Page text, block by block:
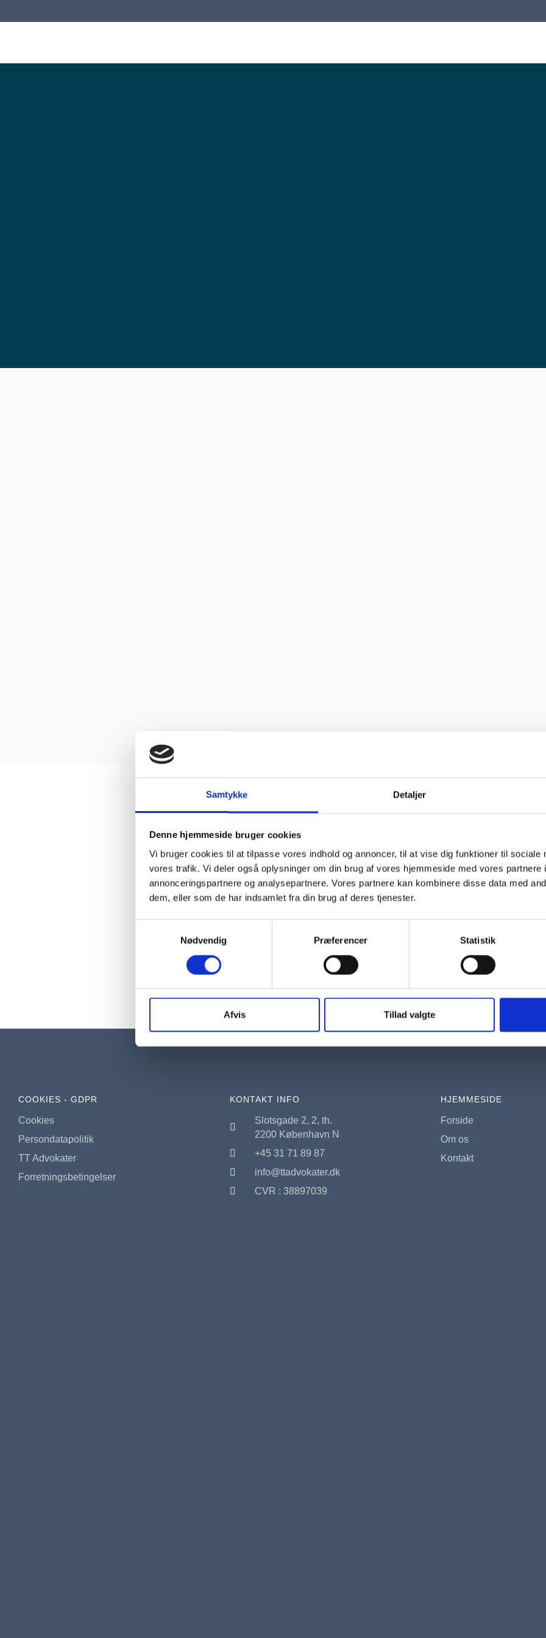
Samtykke Detaljer
Denne hjemmeside bruger cookies
Vi bruger cookies til at tilpasse vores indhold og annoncer, til at vise dig funktioner til sociale
vores trafik. Vi deler også oplysninger om din brug af vores hjemmeside med vores partnere
annonceringspartnere og analysepartnere. Vores partnere kan kombinere disse data med
dem, eller som de har indsamlet fra din brug af deres tjenester.
Nødvendig
Præferencer Statistik
Afvis Tillad valgte
COOKIES - GDPR
Cookies
Persondatapolitik
TT Advokater
Forretningsbetingelser
KONTAKT INFO
Slotsgade 2, 2, th.
2200 København N
+45 31 71 89 87
info@ttadvokater.dk
CVR : 38897039
HJEMMESIDE
Forside
Om os
Kontakt